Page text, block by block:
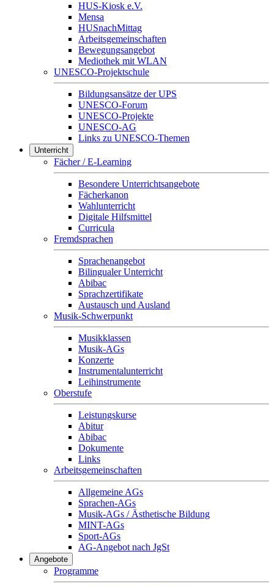
HUS-Kiosk e.V.
Mensa
HUSnachMittag
Arbeitsgemeinschaften
Bewegungsangebot
Mediothek mit WLAN
UNESCO-Projektschule
Bildungsansätze der UPS
UNESCO-Forum
UNESCO-Projekte
UNESCO-AG
Links zu UNESCO-Themen
Unterricht
Fächer / E-Learning
Besondere Unterrichtsangebote
Fächerkanon
Wahlunterricht
Digitale Hilfsmittel
Curricula
Fremdsprachen
Sprachenangebot
Bilingualer Unterricht
Abibac
Sprachzertifikate
Austausch und Ausland
Musik-Schwerpunkt
Musikklassen
Musik-AGs
Konzerte
Instrumentalunterricht
Leihinstrumente
Oberstufe
Leistungskurse
Abitur
Abibac
Dokumente
Links
Arbeitsgemeinschaften
Allgemeine AGs
Sprachen-AGs
Musik-AGs / Ästhetische Bildung
MINT-AGs
Sport-AGs
AG-Angebot nach JgSt
Angebote
Programme